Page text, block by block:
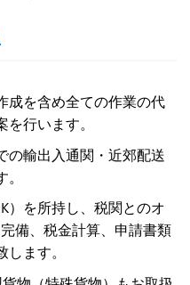
成を含め全ての作業の代
行います。
の輸出入通関・近郊配送
）を所持し、税関とのオ
備、税金計算、申請書類
ます。